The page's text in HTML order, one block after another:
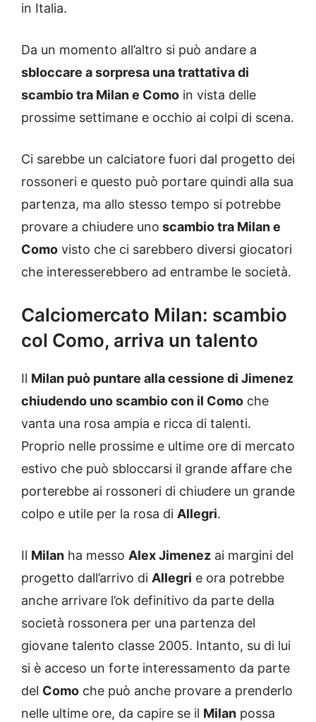
in Italia.
Da un momento all’altro si può andare a
sbloccare a sorpresa una trattativa di
scambio tra Milan e Como in vista delle
prossime settimane e occhio ai colpi di scena.
Ci sarebbe un calciatore fuori dal progetto dei
rossoneri e questo può portare quindi alla sua
partenza, ma allo stesso tempo si potrebbe
provare a chiudere uno scambio tra Milan e
Como visto che ci sarebbero diversi giocatori
che interesserebbero ad entrambe le società.
Calciomercato Milan: scambio
col Como, arriva un talento
Il Milan può puntare alla cessione di Jimenez
chiudendo uno scambio con il Como che
vanta una rosa ampia e ricca di talenti.
Proprio nelle prossime e ultime ore di mercato
estivo che può sbloccarsi il grande affare che
porterebbe ai rossoneri di chiudere un grande
colpo e utile per la rosa di Allegri.
Il Milan ha messo Alex Jimenez ai margini del
progetto dall’arrivo di Allegri e ora potrebbe
anche arrivare l’ok definitivo da parte della
società rossonera per una partenza del
giovane talento classe 2005. Intanto, su di lui
si è acceso un forte interessamento da parte
del Como che può anche provare a prenderlo
nelle ultime ore, da capire se il Milan possa